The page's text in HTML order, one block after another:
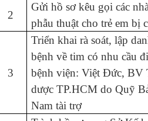
2
Gửi hồ sơ kêu gọi các
phẫu thuật cho trẻ em bị
3
Triển khai rà soát, lập
bệnh về tim có nhu cầu
bệnh viện: Việt Đức,
dược TP.HCM do Quỹ
Nam tài trợ